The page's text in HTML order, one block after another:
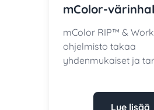
mColor-
mColor RIP™ &
ohjelmisto takaa
yhdenmukaiset ja
Lue lisää